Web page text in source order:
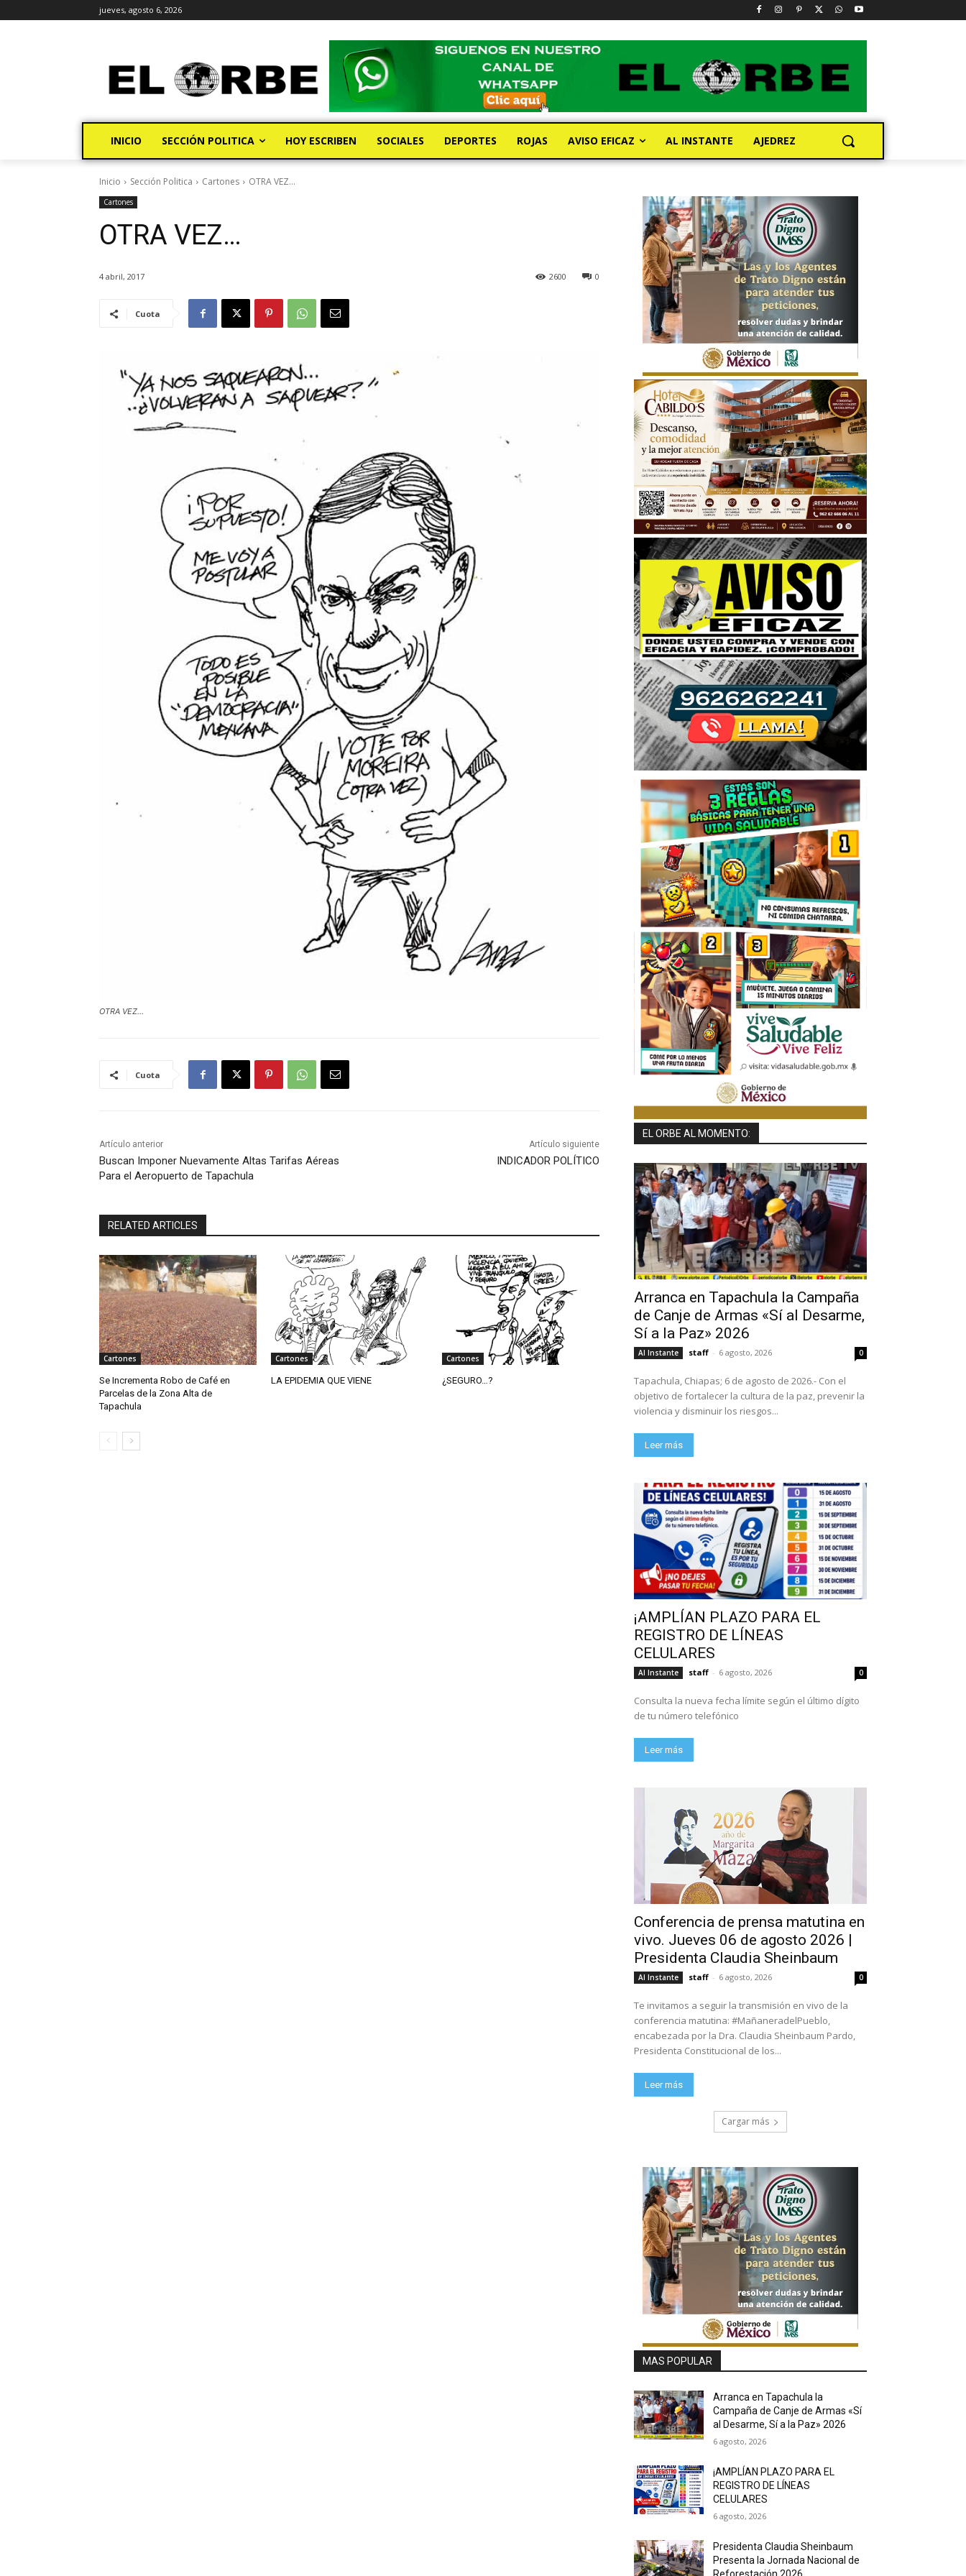
jueves, agosto 6, 2026
INICIO SECCIÓN POLITICA HOY ESCRIBEN SOCIALES DEPORTES ROJAS AVISO EFICAZ AL INSTANTE AJEDREZ
Inicio Sección Politica Cartones OTRA VEZ...
Cartones
OTRA VEZ…
4 abril, 2017 0
2600
Cuota
OTRA VEZ...
Cuota
Artículo anterior
Buscan Imponer Nuevamente Altas Tarifas Aéreas
Para el Aeropuerto de Tapachula
Artículo siguiente
INDICADOR POLÍTICO
RELATED ARTICLES
Cartones
Se Incrementa Robo de Café en
Parcelas de la Zona Alta de
Tapachula
Cartones
LA EPIDEMIA QUE VIENE
Cartones
¿SEGURO…?
EL ORBE AL MOMENTO:
Arranca en Tapachula la Campaña
de Canje de Armas «Sí al Desarme,
Sí a la Paz» 2026
Al Instante staff - 6 agosto, 2026 0
Tapachula, Chiapas; 6 de agosto de 2026.- Con el
objetivo de fortalecer la cultura de la paz, prevenir la
violencia y disminuir los riesgos...
Leer más
¡AMPLÍAN PLAZO PARA EL
REGISTRO DE LÍNEAS
CELULARES
Al Instante staff - 6 agosto, 2026 0
Consulta la nueva fecha límite según el último dígito
de tu número telefónico
Leer más
Conferencia de prensa matutina en
vivo. Jueves 06 de agosto 2026 |
Presidenta Claudia Sheinbaum
Al Instante staff - 6 agosto, 2026 0
Te invitamos a seguir la transmisión en vivo de la
conferencia matutina: #MañaneradelPueblo,
encabezada por la Dra. Claudia Sheinbaum Pardo,
Presidenta Constitucional de los...
Leer más
Cargar más
MAS POPULAR
Arranca en Tapachula la
Campaña de Canje de Armas «Sí
al Desarme, Sí a la Paz» 2026
6 agosto, 2026
¡AMPLÍAN PLAZO PARA EL
REGISTRO DE LÍNEAS
CELULARES
6 agosto, 2026
Presidenta Claudia Sheinbaum
Presenta la Jornada Nacional de